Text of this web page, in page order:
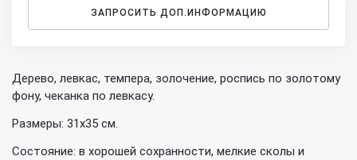
ЗАПРОСИТЬ ДОП.ИНФОРМАЦИЮ
Дерево, левкас, темпера, золочение, роспись по золотому
фону, чеканка по левкасу.
Размеры: 31х35 см.
Состояние: в хорошей сохранности, мелкие сколы и